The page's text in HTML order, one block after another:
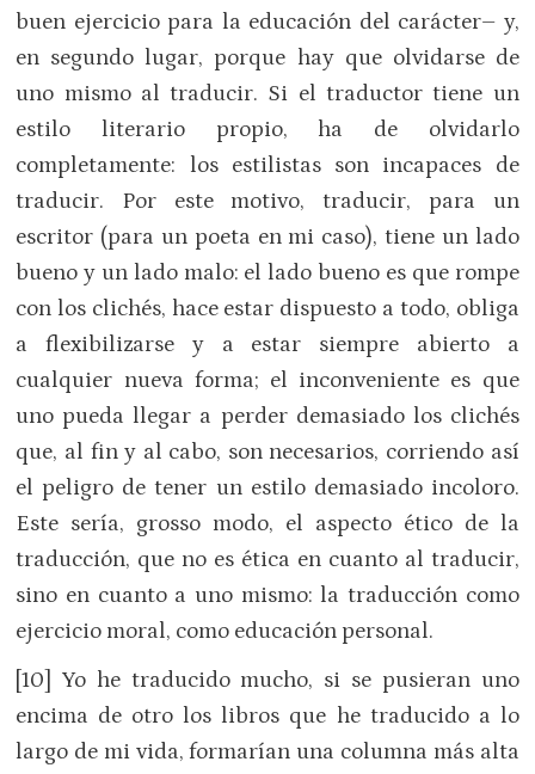
buen ejercicio para la educación del carácter– y,
en segundo lugar, porque hay que olvidarse de
uno mismo al traducir. Si el traductor tiene un
estilo literario propio, ha de olvidarlo
completamente: los estilistas son incapaces de
traducir. Por este motivo, traducir, para un
escritor (para un poeta en mi caso), tiene un lado
bueno y un lado malo: el lado bueno es que rompe
con los clichés, hace estar dispuesto a todo, obliga
a flexibilizarse y a estar siempre abierto a
cualquier nueva forma; el inconveniente es que
uno pueda llegar a perder demasiado los clichés
que, al fin y al cabo, son necesarios, corriendo así
el peligro de tener un estilo demasiado incoloro.
Este sería, grosso modo, el aspecto ético de la
traducción, que no es ética en cuanto al traducir,
sino en cuanto a uno mismo: la traducción como
ejercicio moral, como educación personal.
[10] Yo he traducido mucho, si se pusieran uno
encima de otro los libros que he traducido a lo
largo de mi vida, formarían una columna más alta